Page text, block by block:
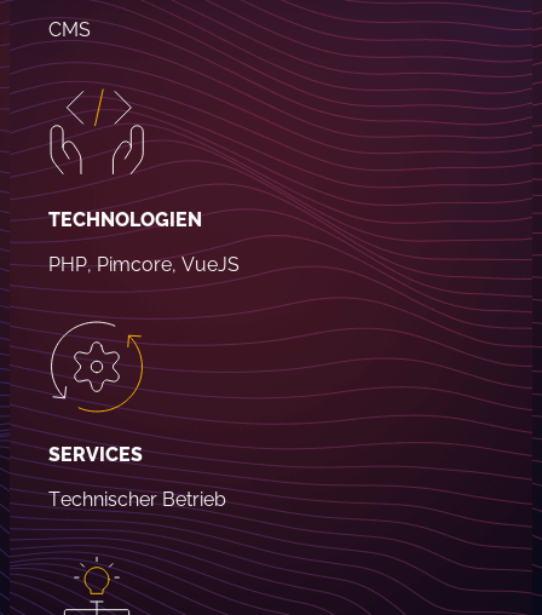
CMS
TECHNOLOGIEN
PHP, Pimcore, VueJS
SERVICES
Technischer Betrieb